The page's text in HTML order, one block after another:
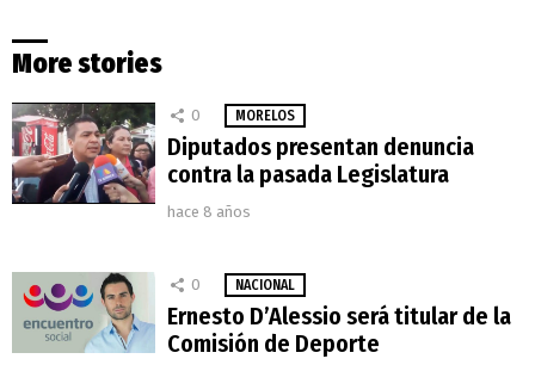
More stories
0 MORELOS
Diputados presentan denuncia
contra la pasada Legislatura
hace 8 años
0 NACIONAL
Ernesto D’Alessio será titular de la
Comisión de Deporte